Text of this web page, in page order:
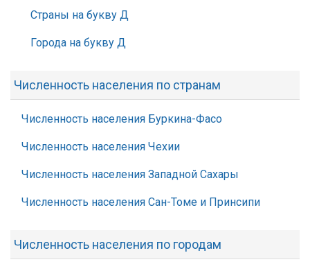
Страны на букву Д
Города на букву Д
Численность населения по странам
Численность населения Буркина-Фасо
Численность населения Чехии
Численность населения Западной Сахары
Численность населения Сан-Томе и Принсипи
Численность населения по городам